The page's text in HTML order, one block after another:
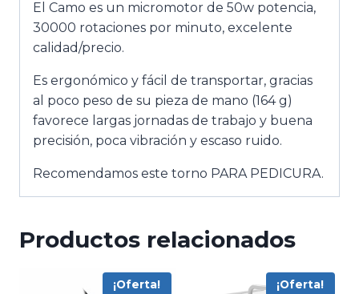
El Camo es un micromotor de 50w potencia,
30000 rotaciones por minuto, excelente
calidad/precio.
Es ergonómico y fácil de transportar, gracias
al poco peso de su pieza de mano (164 g)
favorece largas jornadas de trabajo y buena
precisión, poca vibración y escaso ruido.
Recomendamos este torno PARA PEDICURA.
Productos relacionados
¡Oferta! ¡Oferta!